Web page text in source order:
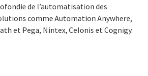
de l’automatisation des
comme Automation Anywhere,
et Pega, Nintex, Celonis et Cognigy.